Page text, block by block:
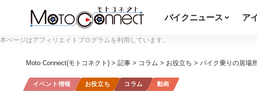
バイクニュース ア
本ページはアフィリエイトプログラムを利用しています。
Moto Connect(モトコネクト) > 記事 > コラム > お役立ち > バイク乗りの居場
イベント情報 お役立ち コラム 動画